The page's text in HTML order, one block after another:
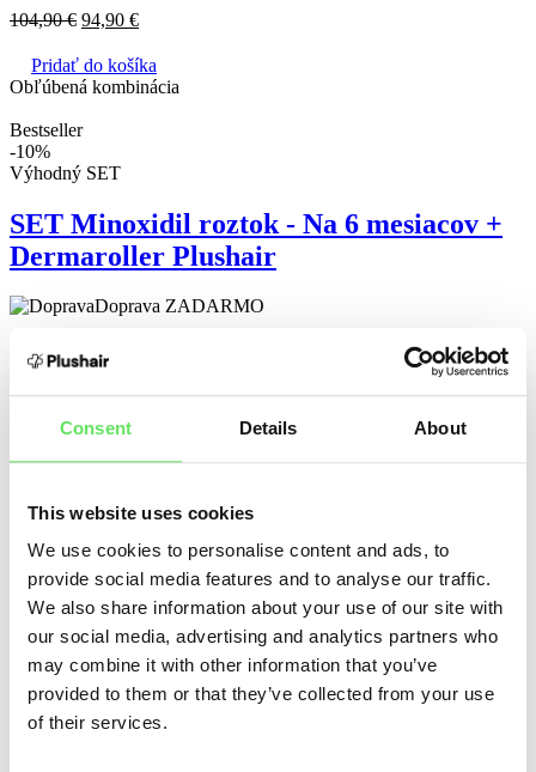
Consent Details About
This website uses cookies
We use cookies to personalise content and ads, to
provide social media features and to analyse our traffic.
We also share information about your use of our site with
our social media, advertising and analytics partners who
may combine it with other information that you’ve
provided to them or that they’ve collected from your use
of their services.
104,90€ 94,90 €
Pridať do košíka
Obľúbená kombinácia
Bestseller
-10%
Výhodný SET
SET Minoxidil roztok - Na 6 mesiacov +
Dermaroller Plushair
Doprava ZADARMO
Obsahuje Dermaroller, 6 fľaštičiek, aplikátor a návod.
Pohodlné použitie
-16%
TOP PRODUKT
SET Plushair Minoxidil pena – Na 3
mesiace + Dermaroller Plushair
Doprava ZADARMO